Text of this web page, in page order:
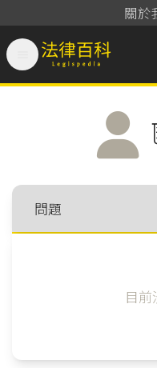
關於
法律百科 Legispedia
目